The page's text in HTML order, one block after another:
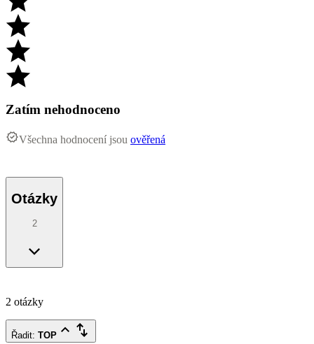
Zatím nehodnoceno
Všechna hodnocení jsou ověřená
Otázky
2
2 otázky
Řadit: TOP